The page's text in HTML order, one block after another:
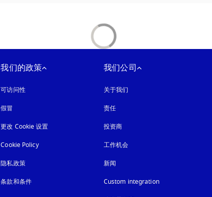
我们的政策
可访问性在新选项卡中打开
假冒
更改 Cookie 设置
Cookie Policy在新选项卡中打开
隐私政策在新选项卡中打开
条款和条件
我们公司
关于我们
责任
投资商
工作机会
新闻
Custom integration